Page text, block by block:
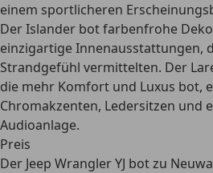
einem sportlicheren
DerIslander bot farbenfrohe
einzigartige Innenausstattungen,
Strandgefühl vermittelten. Der
die mehr Komfort und Luxus bot,
Chromakzenten, Ledersitzen und
Audioanlage.
Preis
Der Jeep Wrangler YJ bot zu